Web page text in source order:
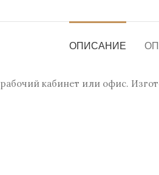
ОПИСАНИЕ
кабинет или офис.